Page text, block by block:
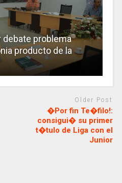
debate problema
producto de la
Older Post
�Por fin Te�filo!:
consigui� su primer
t�tulo de Liga con el
Junior